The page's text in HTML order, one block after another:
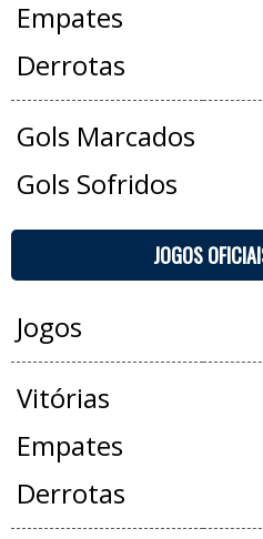
Empates
Derrotas
Gols Marcados
Gols Sofridos
JOGOS
Jogos
Vitórias
Empates
Derrotas